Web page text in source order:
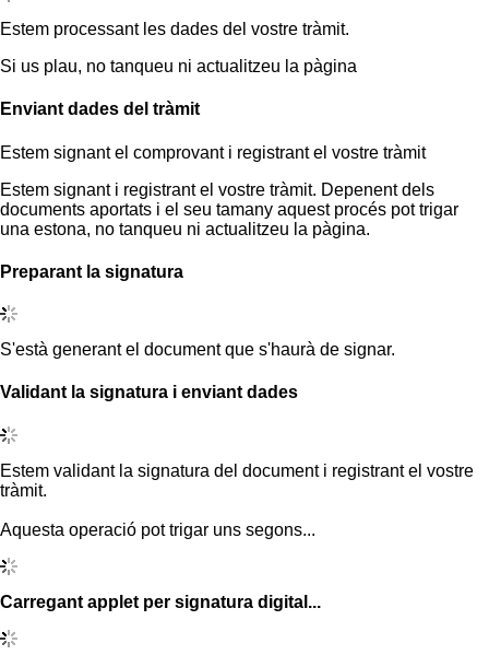
Estem processant les dades del vostre tràmit.
Si us plau, no tanqueu ni actualitzeu la pàgina
Enviant dades del tràmit
Estem signant el comprovant i registrant el vostre tràmit
Estem signant i registrant el vostre tràmit. Depenent dels
documents aportats i el seu tamany aquest procés pot trigar
una estona, no tanqueu ni actualitzeu la pàgina.
Preparant la signatura
S'està generant el document que s'haurà de signar.
Validant la signatura i enviant dades
Estem validant la signatura del document i registrant el vostre
tràmit.
Aquesta operació pot trigar uns segons...
Carregant applet per signatura digital...